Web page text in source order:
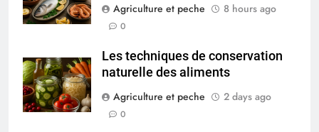
Agriculture et peche
8 hours ago
0
Les techniques de conservation
naturelle des aliments
Agriculture et peche
2 days ago
0